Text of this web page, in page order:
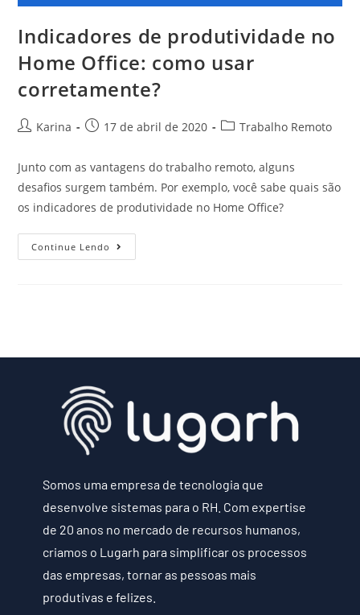
Indicadores de produtividade no
Home Office: como usar
corretamente?
Karina 17 de abril de 2020 Trabalho Remoto
Junto com as vantagens do trabalho remoto, alguns
desafios surgem também. Por exemplo, você sabe quais são
os indicadores de produtividade no Home Office?
Continue Lendo
Somos uma empresa de tecnologia que
desenvolve sistemas para o RH. Com expertise
de 20 anos no mercado de recursos humanos,
criamos o Lugarh para simplificar os processos
das empresas, tornar as pessoas mais
produtivas e felizes.